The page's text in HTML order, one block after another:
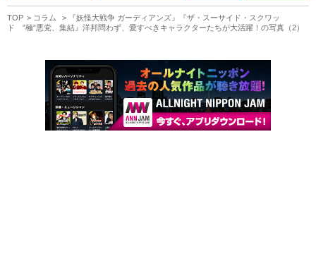
TOP コラム
『妖怪大戦争 ガーディアンズ』『ザ・スーサイド・スクワッ
ド ”極”悪党、集結』洋邦問わず、愛すべきキャラクターたちが大活躍！の写真（2）